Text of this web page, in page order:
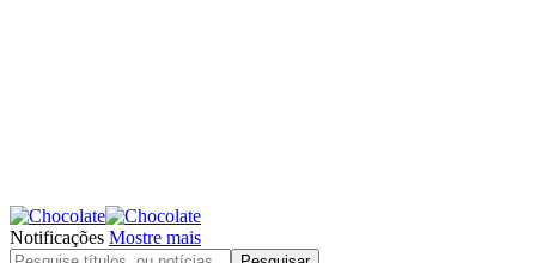
Notificações Mostre mais